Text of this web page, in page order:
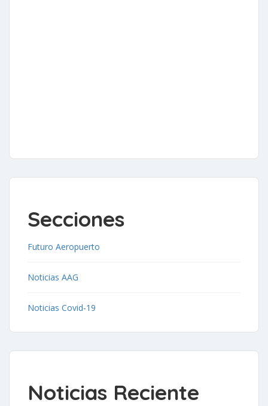
Secciones
Futuro Aeropuerto
Noticias AAG
Noticias Covid-19
Noticias Reciente